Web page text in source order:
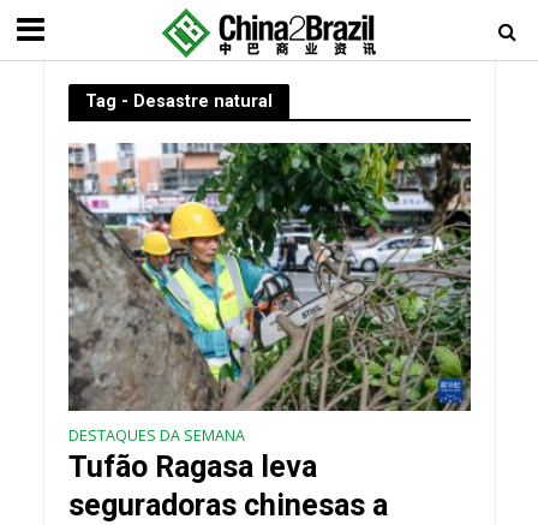
Tag - Desastre natural
DESTAQUES DA SEMANA
Tufão Ragasa leva
seguradoras chinesas a